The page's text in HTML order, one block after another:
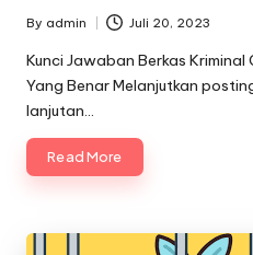
Posted
by
By admin Juli 20, 2023
Kunci Jawaban Berkas
Yang Benar Melanjutkan
lanjutan…
Read More